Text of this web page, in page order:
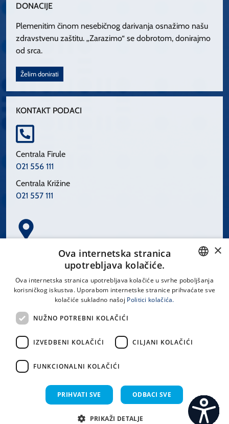
DONACIJE
Plemenitim činom nesebičnog darivanja osnažimo našu
zdravstvenu zaštitu. „Zarazimo“ se dobrotom, donirajmo
od srca.
Želim donirati
KONTAKT PODACI
Centrala Firule
021 556 111
Centrala Križine
021 557 111
Spinčićeva 1, 21000 Split
LINKOVI
Uvjeti korištenja
CROATIAN
×
Ova internetska stranica
upotrebljava kolačiće.
Ova internetska stranica upotrebljava kolačiće u svrhe poboljšanja
korisničkog iskustva. Uporabom internetske stranice prihvaćate sve
kolačiće sukladno našoj Politici kolačića.
NUŽNO POTREBNI KOLAČIĆI
IZVEDBENI KOLAČIĆI CILJANI KOLAČIĆI
FUNKCIONALNI KOLAČIĆI
PRIHVATI SVE ODBACI SVE
PRIKAŽI DETALJE